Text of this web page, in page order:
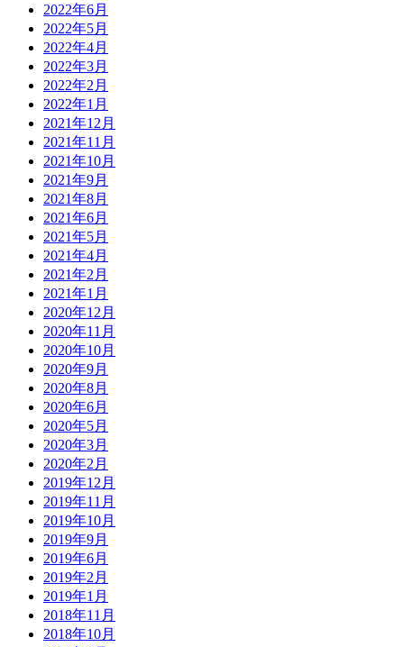
2022年6月
2022年5月
2022年4月
2022年3月
2022年2月
2022年1月
2021年12月
2021年11月
2021年10月
2021年9月
2021年8月
2021年6月
2021年5月
2021年4月
2021年2月
2021年1月
2020年12月
2020年11月
2020年10月
2020年9月
2020年8月
2020年6月
2020年5月
2020年3月
2020年2月
2019年12月
2019年11月
2019年10月
2019年9月
2019年6月
2019年2月
2019年1月
2018年11月
2018年10月